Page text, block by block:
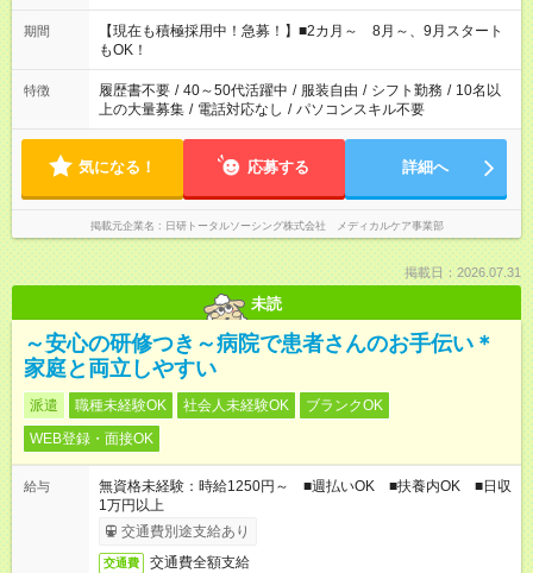
シフトもご相談ください。 ※Wワークの場合当社と合わせて法
定労働時間が週40時間を超えなければOKです。
期間
【現在も積極採用中！急募！】■2カ月～ 8月～、9月スタート
もOK！
特徴 履歴書不要 / 40～50代活躍中 / 服装自由 / シフト勤務 / 10名以
上の大量募集 / 電話対応なし / パソコンスキル不要
気になる！ 応募する 詳細へ
掲載元企業名 日研トータルソーシング株式会社 メディカルケア事業部
掲載日：2026.07.31
未読
～安心の研修つき～病院で患者さんのお手伝い＊
家庭と両立しやすい
派遣 職種未経験OK 社会人未経験OK
ブランクOK
WEB登録・面接OK
給与
無資格未経験：時給1250円～ ■週払いOK ■扶養内OK ■日収
1万円以上
交通費別途支給あり
交通費 交通費全額支給